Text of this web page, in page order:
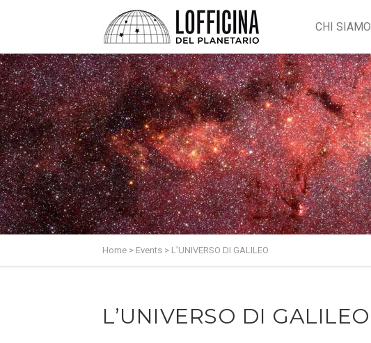
CHI SIAMO
Home > Events > L’UNIVERSO DI GALILEO
L’UNIVERSO DI GALILEO